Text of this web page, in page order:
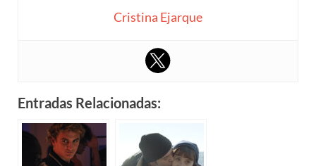
Cristina Ejarque
Entradas Relacionadas: